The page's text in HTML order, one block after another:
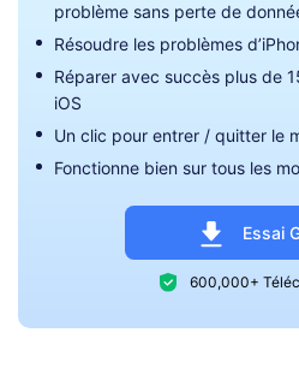
problème sans perte de
Résoudre les problèmes
Réparer avec succès plus de
iOS
Un clic pour entrer / quitter le
Fonctionne bien sur tous les
Essai
600,000+